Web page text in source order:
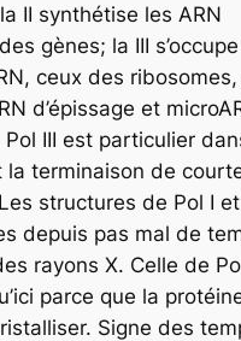
II synthétise les ARN
gènes; la III
ceux des ribosomes,
d’épissage et
III est particulier
la terminaison de
structures de Pol I et
depuis pas mal de
rayons X. Celle de
parce que la
Signe des